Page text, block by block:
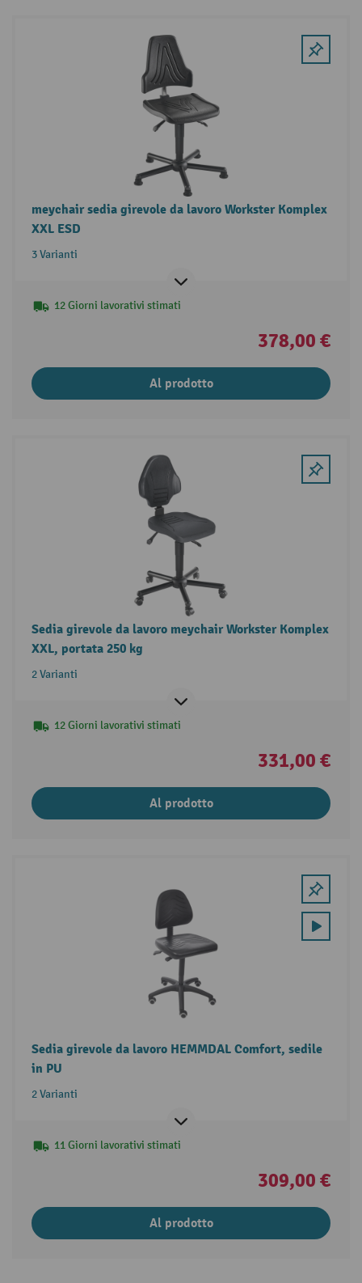
meychair sedia girevole da lavoro Workster Komplex
XXL ESD
3 Varianti
12 Giorni lavorativi stimati
378,00 €
Al prodotto
Sedia girevole da lavoro meychair Workster Komplex
XXL, portata 250 kg
2 Varianti
12 Giorni lavorativi stimati
331,00 €
Al prodotto
Sedia girevole da lavoro HEMMDAL Comfort, sedile
in PU
2 Varianti
11 Giorni lavorativi stimati
309,00 €
Al prodotto